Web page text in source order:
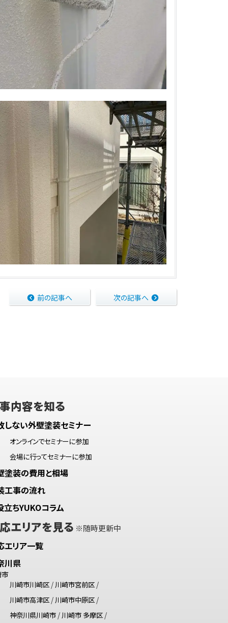
次の記事へ
前の記事へ
内容を知る
しない外壁塗装セミナー
オンラインでセミナーに参加
会場に行ってセミナーに参加
塗装の費用と相場
工事の流れ
立ちYUKOコラム
エリアを見る ※随時更新中
エリア一覧
川県
川崎市川崎区/ 川崎市宮前区/
川崎市高津区/ 川崎市中原区/
神奈川県川崎市/ 川崎市 多摩区/